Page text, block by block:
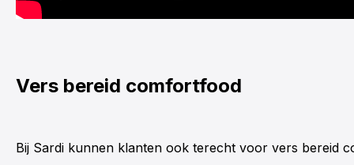
Vers bereid comfortfood
Bij Sardi kunnen klanten ook terecht voor vers bereid